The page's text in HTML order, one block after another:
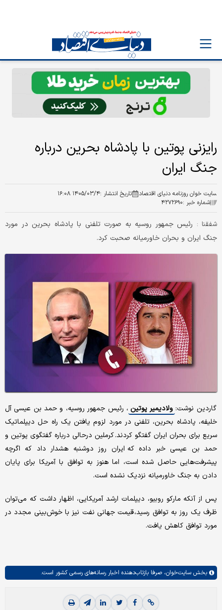
رایزنی پوتین با پادشاه بحرین درباره
جنگ ایران
سایت خوان روزنامه دنیای اقتصاد تاریخ انتشار :۱۴۰۵/۰۳/۴ ۱۶:۰۸
شماره خبر :۴۲۷۲۶۹۰
شفقنا : رئیس جمهور روسیه به صورت تلفنی با پادشاه بحرین در مورد
جنگ ایران و بحران خاورمیانه صحبت کرد.
گاردین نوشت: ولادیمیر پوتین ، رئیس جمهور روسیه، و حمد بن عیسی آل
خلیفه، پادشاه بحرین، تلفنی در مورد لزوم یافتن یک راه حل دیپلماتیک
سریع برای بحران ایران گفتگو کردند. کرملین درحالی درباره گفتگوی پوتین و
حمد بن عیسی خبر داده که ایران روز دوشنبه هشدار داد که اگرچه
پیشرفت‌هایی حاصل شده است، اما هنوز به توافق با آمریکا برای پایان
دادن به جنگ خاورمیانه نزدیک نشده است.
پس از آنکه مارکو روبیو، دیپلمات ارشد آمریکایی، اظهار داشت که می‌توان
ظرف یک روز به توافق رسید، قیمت جهانی نفت نیز با خوش‌بینی مجدد در
مورد توافق کاهش یافت.
بخش سایت‌خوان، صرفا بازتاب‌دهنده اخبار رسانه‌های رسمی کشور است.